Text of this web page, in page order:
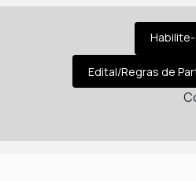
Edital/Regras de